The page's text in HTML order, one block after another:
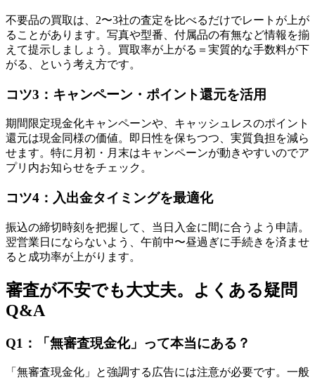
不要品の買取は、2〜3社の査定を比べるだけでレートが上が
ることがあります。写真や型番、付属品の有無など情報を揃
えて提示しましょう。買取率が上がる＝実質的な手数料が下
がる、という考え方です。
コツ3：キャンペーン・ポイント還元を活用
期間限定現金化キャンペーンや、キャッシュレスのポイント
還元は現金同様の価値。即日性を保ちつつ、実質負担を減ら
せます。特に月初・月末はキャンペーンが動きやすいのでア
プリ内お知らせをチェック。
コツ4：入出金タイミングを最適化
振込の締切時刻を把握して、当日入金に間に合うよう申請。
翌営業日にならないよう、午前中〜昼過ぎに手続きを済ませ
ると成功率が上がります。
審査が不安でも大丈夫。よくある疑問
Q&A
Q1：「無審査現金化」って本当にある？
「無審査現金化」と強調する広告には注意が必要です。一般